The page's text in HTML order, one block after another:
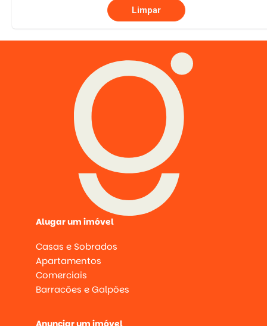
Limpar
Alugar um imóvel
Casas e Sobrados
Apartamentos
Comerciais
Barracões e Galpões